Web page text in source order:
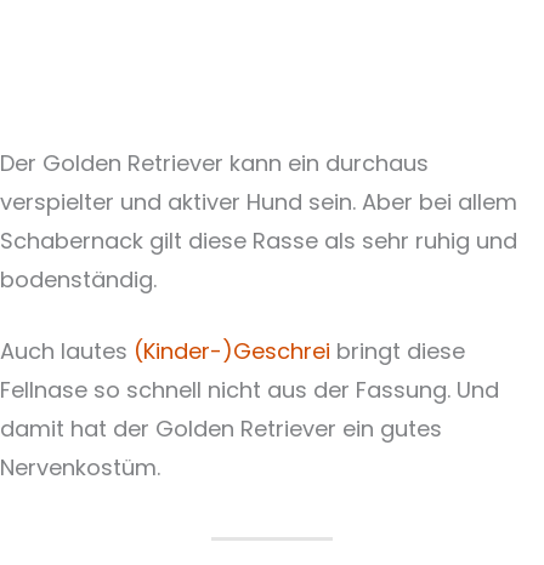
Der Golden Retriever kann ein durchaus
verspielter und aktiver Hund sein. Aber bei allem
Schabernack gilt diese Rasse als sehr ruhig und
bodenständig.
Auch lautes (Kinder-)Geschrei bringt diese
Fellnase so schnell nicht aus der Fassung. Und
damit hat der Golden Retriever ein gutes
Nervenkostüm.